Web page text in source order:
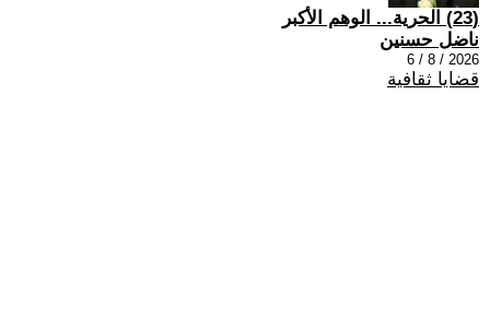
(23) الحرية... الوهم الأكبر
ناضل حسنين
2026 / 8 / 6
قضايا ثقافية